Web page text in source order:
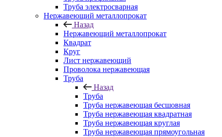
Труба электросварная
Нержавеющий металлопрокат
Назад
Нержавеющий металлопрокат
Квадрат
Круг
Лист нержавеющий
Проволока нержавеющая
Труба
Назад
Труба
Труба нержавеющая бесшовная
Труба нержавеющая квадратная
Труба нержавеющая круглая
Труба нержавеющая прямоугольная